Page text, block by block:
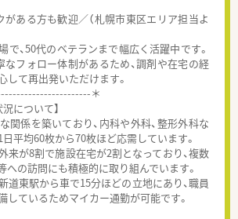
がある方も歓迎／（札幌市東区エリア担当よ
で、50代のベテランまで幅広く活躍中です。
なフォロー体制があるため、調剤や在宅の経
して再出発いただけます。
＊
について】
係を築いており、内科や外科、整形外科な
平均60枚から70枚ほど応需しています。
が8割で施設在宅が2割となっており、複数
への訪問にも積極的に取り組んでいます。
東駅から車で15分ほどの立地にあり、職員
しているためマイカー通勤が可能です。